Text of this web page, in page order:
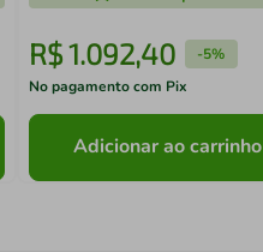
R$1.092,40 -5%
No pagamento com Pix
Adicionar ao carrinho